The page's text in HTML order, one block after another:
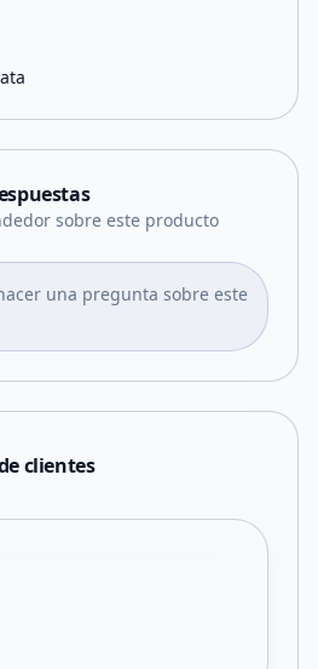
sobre este producto
una pregunta sobre este
clientes